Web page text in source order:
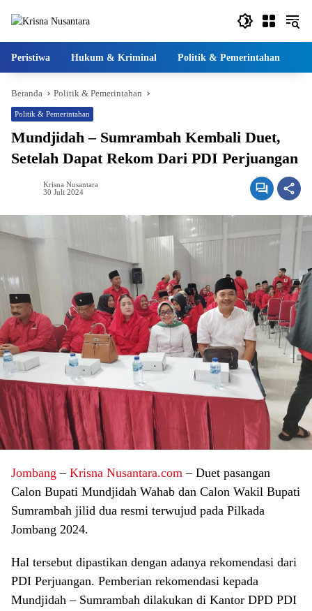
Peristiwa Hukum & Kriminal Politik & Pemerintahan
Beranda Politik & Pemerintahan
Politik & Pemerintahan
Mundjidah – Sumrambah Kembali Duet,
Setelah Dapat Rekom Dari PDI Perjuangan
Krisna Nusantara
30 Juli 2024
Jombang – Krisna Nusantara.com – Duet pasangan
Calon Bupati Mundjidah Wahab dan Calon Wakil Bupati
Sumrambah jilid dua resmi terwujud pada Pilkada
Jombang 2024.
Hal tersebut dipastikan dengan adanya rekomendasi dari
PDI Perjuangan. Pemberian rekomendasi kepada
Mundjidah – Sumrambah dilakukan di Kantor DPD PDI